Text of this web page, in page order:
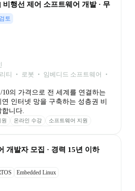
행선 제어 소프트웨어 개발 · 무
토
티 ‧ 로봇 ‧ 임베디드 소프트웨어 ‧
10의 가격으로 전 세계를 연결하는
인터넷 망을 구축하는 성층권 비
합니다.
원 온라인 수강
소프트웨어 지원
개발자 모집 · 경력 15년 이하
Embedded Linux